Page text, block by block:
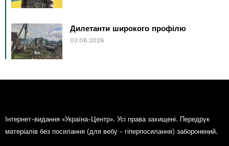
Дилетанти широкого профілю
03.08.2026
Інтернет-видання «Україна-Центр». Усі права захищені. Передрук
матеріалів без посилання (для вебу - гіперпосилання) заборонений.